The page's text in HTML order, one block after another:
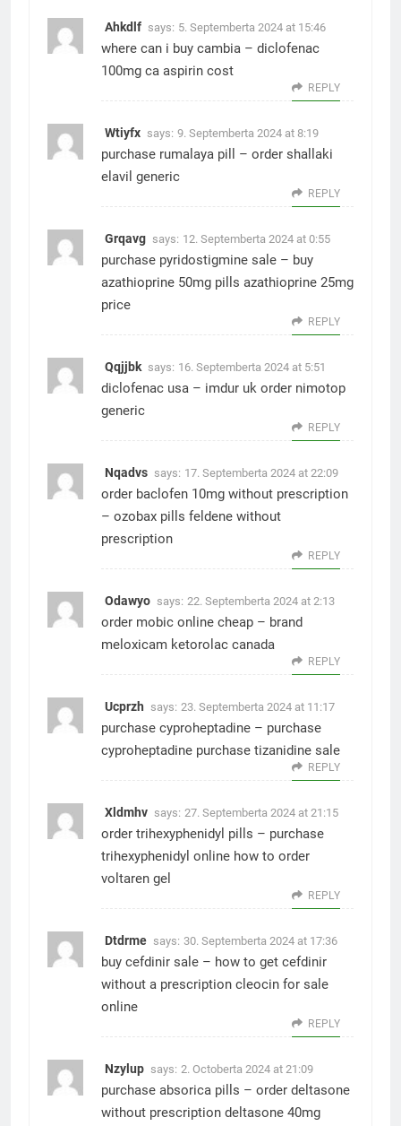
Ahkdlf says: 5. Septemberta 2024 at 15:46
where can i buy cambia – diclofenac
100mg ca aspirin cost
REPLY
Wtiyfx says: 9. Septemberta 2024 at 8:19
purchase rumalaya pill – order shallaki
elavil generic
REPLY
Grqavg says: 12. Septemberta 2024 at 0:55
purchase pyridostigmine sale – buy
azathioprine 50mg pills azathioprine 25mg
price
REPLY
Qqjjbk says: 16. Septemberta 2024 at 5:51
diclofenac usa – imdur uk order nimotop
generic
REPLY
Nqadvs says: 17. Septemberta 2024 at 22:09
order baclofen 10mg without prescription
– ozobax pills feldene without
prescription
REPLY
Odawyo says: 22. Septemberta 2024 at 2:13
order mobic online cheap – brand
meloxicam ketorolac canada
REPLY
Ucprzh says: 23. Septemberta 2024 at 11:17
purchase cyproheptadine – purchase
cyproheptadine purchase tizanidine sale
REPLY
Xldmhv says: 27. Septemberta 2024 at 21:15
order trihexyphenidyl pills – purchase
trihexyphenidyl online how to order
voltaren gel
REPLY
Dtdrme says: 30. Septemberta 2024 at 17:36
buy cefdinir sale – how to get cefdinir
without a prescription cleocin for sale
online
REPLY
Nzylup says: 2. Octoberta 2024 at 21:09
purchase absorica pills – order deltasone
without prescription deltasone 40mg